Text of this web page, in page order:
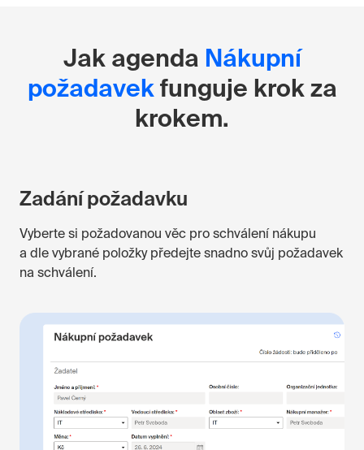
Jak agenda Nákupní
požadavekfunguje krok za
krokem.
Zadání požadavku
Vyberte si požadovanou věc pro schválení nákupu
a dle vybrané položky předejte snadno svůj požadavek
na schválení.